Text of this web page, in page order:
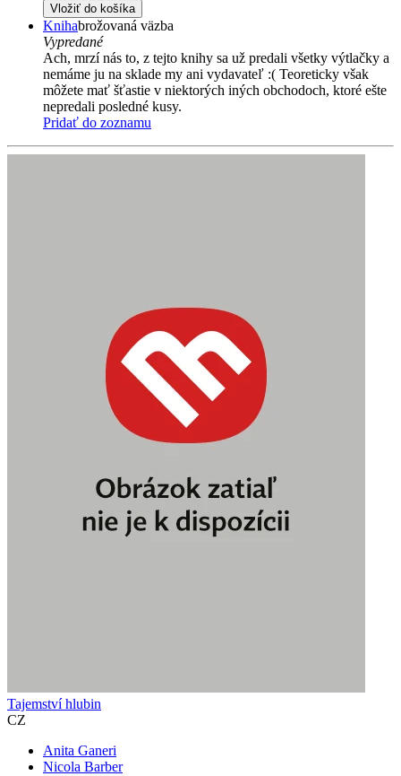
Vložiť do košíka
Knihabrožovaná väzba
Vypredané
Ach, mrzí nás to, z tejto knihy sa už predali všetky výtlačky a
nemáme ju na sklade my ani vydavateľ :( Teoreticky však
môžete mať šťastie v niektorých iných obchodoch, ktoré ešte
nepredali posledné kusy.
Pridať do zoznamu
Tajemství hlubin
CZ
Anita Ganeri
Nicola Barber